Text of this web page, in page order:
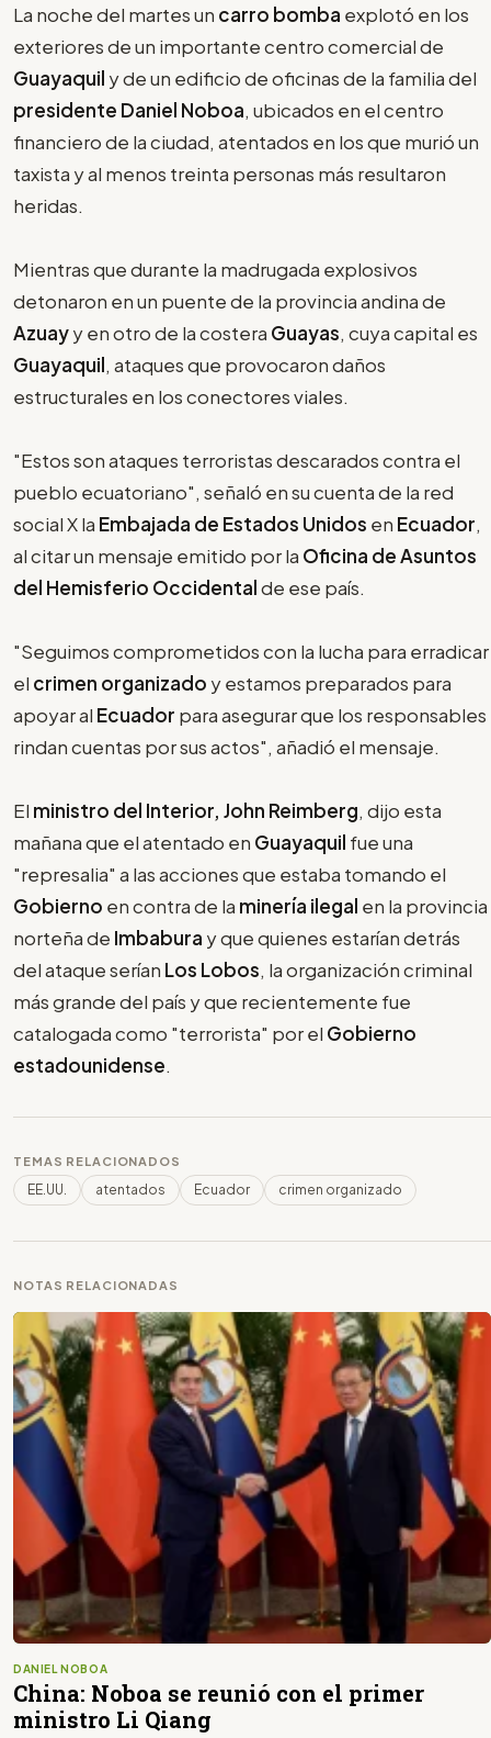
La noche del martes un carro bomba explotó en los
exteriores de un importante centro comercial de
Guayaquil y de un edificio de oficinas de la familia del
presidente Daniel Noboa, ubicados en el centro
financiero de la ciudad, atentados en los que murió un
taxista y al menos treinta personas más resultaron
heridas.
Mientras que durante la madrugada explosivos
detonaron en un puente de la provincia andina de
Azuayy en otro de la costera Guayas, cuya capital es
Guayaquil, ataques que provocaron daños
estructurales en los conectores viales.
"Estos son ataques terroristas descarados contra el
pueblo ecuatoriano", señaló en su cuenta de la red
social X la Embajada de Estados Unidos en Ecuador,
al citar un mensaje emitido por la Oficina de Asuntos
del Hemisferio Occidentalde ese país.
"Seguimos comprometidos con la lucha para erradicar
el crimen organizado y estamos preparados para
apoyar al Ecuador para asegurar que los responsables
rindan cuentas por sus actos", añadió el mensaje.
El ministro del Interior, John Reimberg, dijo esta
mañana que el atentado en Guayaquil fue una
"represalia" a las acciones que estaba tomando el
Gobierno en contra de la minería ilegal en la provincia
norteña de Imbabura y que quienes estarían detrás
del ataque serían Los Lobos, la organización criminal
más grande del país y que recientemente fue
catalogada como "terrorista" por el Gobierno
estadounidense.
TEMAS RELACIONADOS
EE.UU. atentados Ecuador crimen organizado
NOTAS RELACIONADAS
DANIEL NOBOA
China: Noboa se reunió con el primer
ministro Li Qiang